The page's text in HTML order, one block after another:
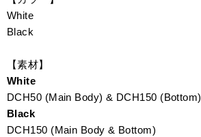
White
Black
【素材】
White
DCH50 (Main Body) & DCH150 (Bottom)
Black
DCH150 (Main Body & Bottom)